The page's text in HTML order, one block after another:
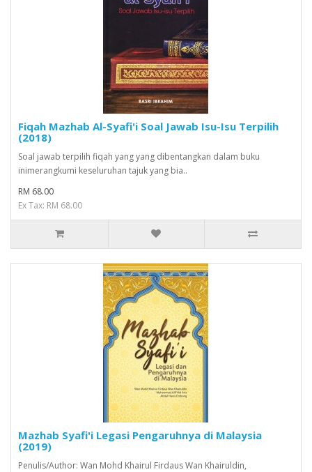
Fiqah Mazhab Al-Syafi'i Soal Jawab Isu-Isu Terpilih
(2018)
Soal jawab terpilih fiqah yang yang dibentangkan dalam buku
inimerangkumi keseluruhan tajuk yang bia..
RM 68.00
Ex Tax: RM 68.00
Mazhab Syafi'i Legasi Pengaruhnya di Malaysia
(2019)
Penulis/Author: Wan Mohd Khairul Firdaus Wan Khairuldin,